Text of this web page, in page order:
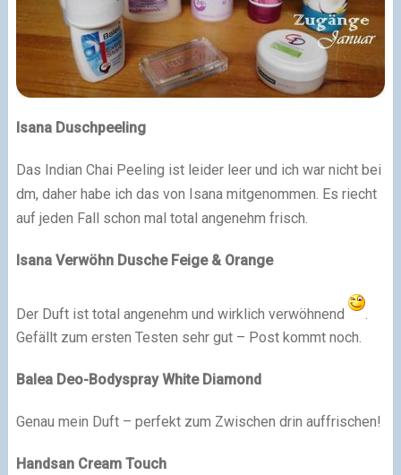
Isana Duschpeeling
Das Indian Chai Peeling ist leider leer und ich war nicht bei
dm, daher habe ich das von Isana mitgenommen. Es riecht
auf jeden Fall schon mal total angenehm frisch.
Isana Verwöhn Dusche Feige & Orange
Der Duft ist total angenehm und wirklich verwöhnend
Gefällt zum ersten Testen sehr gut – Post kommt noch.
BaleaDeo-Bodyspray White Diamond
Genau mein Duft – perfekt zum Zwischen drin auffrischen!
Handsan Cream Touch